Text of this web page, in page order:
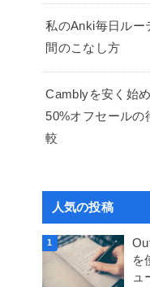
私のAnki毎日ル
間のこなし方
Camblyを安く始
50%オフセールの
較
人気の投稿
を
ュ